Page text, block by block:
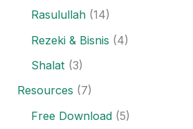
Rasulullah (14)
Rezeki & Bisnis (4)
Shalat (3)
Resources (7)
Free Download (5)